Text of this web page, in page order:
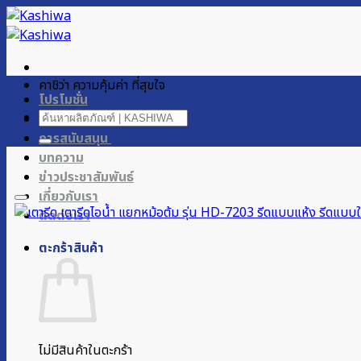
ข้าม
ไป
เนื้อหา
โปรโมชั่น
ผลิตภัณฑ์ของเรา
การสนับสนุน
บทความ
ข่าวประชาสัมพันธ์
เกี่ยวกับเรา
ติดต่อเรา
ตะกร้าสินค้า
ไม่มีสินค้าในตะกร้า
คาชิว่า ความคุ้มค่า ที่สุขใจ
ค้นหา: